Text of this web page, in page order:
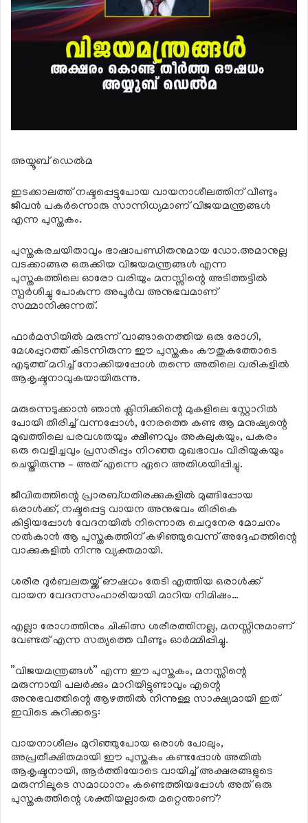
അയ്യൂബ് ഡെല്‍മ
ഇടക്കാലത്ത് നഷ്ടപ്പെട്ടുപോയ വായനാശീലത്തിന് വീണ്ടും
ജീവന്‍ പകര്‍ന്നൊരു സാന്നിധ്യമാണ് വിജയമന്ത്രങ്ങള്‍
എന്ന പുസ്തകം.
പുസ്തകരചയിതാവും ഭാഷാപണ്ഡിതനുമായ ഡോ.അമാനുല്ല
വടക്കാങ്ങര ഒരുക്കിയ വിജയമന്ത്രങ്ങള്‍ എന്ന
പുസ്തകത്തിലെ ഓരോ വരിയും മനസ്സിന്റെ അടിത്തട്ടില്‍
സ്പര്‍ശിച്ചു പോകുന്ന അപൂര്‍വ അനുഭവമാണ്
സമ്മാനിക്കുന്നത്.
ഫാര്‍മസിയില്‍ മരുന്ന് വാങ്ങാനെത്തിയ ഒരു രോഗി,
മേശപ്പുറത്ത് കിടന്നിരുന്ന ഈ പുസ്തകം കൗതുകത്തോടെ
എടുത്ത് മറിച്ച് നോക്കിയപ്പോള്‍ തന്നെ അതിലെ വരികളില്‍
ആകൃഷ്ടനാവുകയായിരുന്നു.
മരുന്നെടുക്കാന്‍ ഞാന്‍ ക്ലിനിക്കിന്റെ മുകളിലെ സ്റ്റോറില്‍
പോയി തിരിച്ച് വന്നപ്പോള്‍, നേരത്തെ കണ്ട ആ മനുഷ്യന്റെ
മുഖത്തിലെ പരവശതയും ക്ഷീണവും അകലുകയും, പകരം
ഒരു വെളിച്ചവും പ്രസരിപ്പും നിറഞ്ഞ മുഖഭാവം വിരിയുകയും
ചെയ്തിരുന്നു – അത് എന്നെ ഏറെ അതിശയിപ്പിച്ചു.
ജീവിതത്തിന്റെ പ്രാരബ്ധതിരക്കുകളില്‍ മുങ്ങിപ്പോയ
ഒരാള്‍ക്ക്, നഷ്ടപ്പെട്ട വായന അനുഭവം തിരികെ
കിട്ടിയപ്പോള്‍ വേദനയില്‍ നിന്നൊരു ചെറുനേര മോചനം
നല്‍കാന്‍ ആ പുസ്തകത്തിന് കഴിഞ്ഞുവെന്ന് അദ്ദേഹത്തിന്റെ
വാക്കുകളില്‍ നിന്നു വ്യക്തമായി.
ശരീര ദുര്‍ബലതയ്ക്ക് ഔഷധം തേടി എത്തിയ ഒരാള്‍ക്ക്
വായന വേദനസംഹാരിയായി മാറിയ നിമിഷം…
എല്ലാ രോഗത്തിനും ചികിത്സ ശരീരത്തിനല്ല, മനസ്സിനുമാണ്
വേണ്ടത് എന്ന സത്യത്തെ വീണ്ടും ഓര്‍മ്മിപ്പിച്ചു.
”വിജയമന്ത്രങ്ങള്‍” എന്ന ഈ പുസ്തകം, മനസ്സിന്റെ
മരുന്നായി പലര്‍ക്കും മാറിയിട്ടുണ്ടാവും എന്റെ
അനുഭവത്തിന്റെ ആഴത്തില്‍ നിന്നുള്ള സാക്ഷ്യമായി ഇത്
ഇവിടെ കുറിക്കട്ടെ:
വായനാശീലം മുറിഞ്ഞുപോയ ഒരാള്‍ പോലും,
അപ്രതീക്ഷിതമായി ഈ പുസ്തകം കണ്ടപ്പോള്‍ അതില്‍
ആകൃഷ്ടനായി, ആര്‍ത്തിയോടെ വായിച്ച് അക്ഷരങ്ങളുടെ
മരുന്നിലൂടെ സമാധാനം കണ്ടെത്തിയപ്പോള്‍ അത് ഒരു
പുസ്തകത്തിന്റെ ശക്തിയല്ലാതെ മറ്റെന്താണ്?